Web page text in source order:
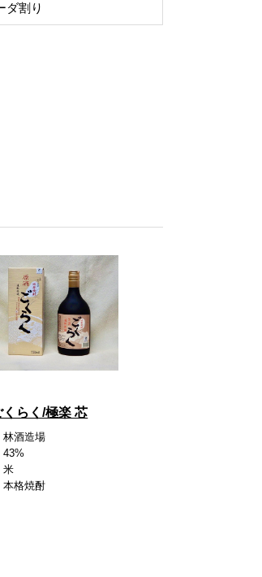
ダ割り
くらく/極楽 芯
林酒造場
43%
米
本格焼酎